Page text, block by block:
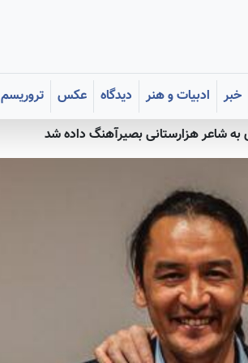
خبر ادبیات و هنر دیدگاه عکس تروریسم
به شاعر هزارستانی بصیرآهنگ داده شد